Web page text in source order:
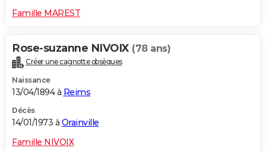
Famille MAREST
Rose-suzanne NIVOIX (78 ans)
Créer une cagnotte obsèques
Naissance
13/04/1894 à Reims
Décès
14/01/1973 à Orainville
Famille NIVOIX